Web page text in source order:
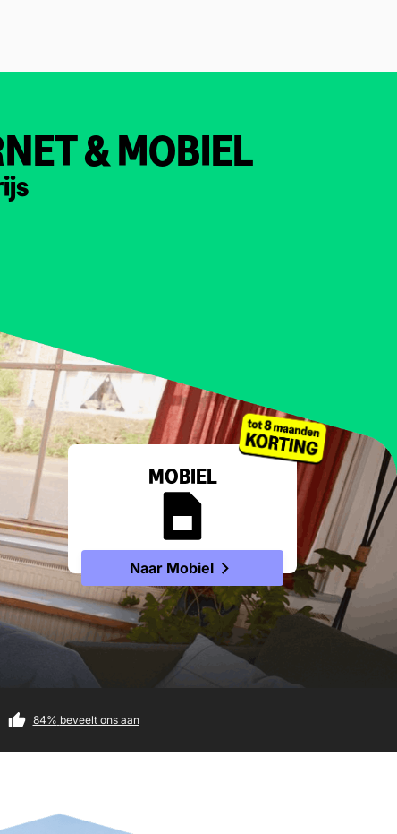
& MOBIEL
MOBIEL
Naar Mobiel
84% beveelt ons aan